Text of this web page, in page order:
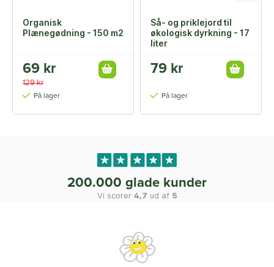
Organisk
Plænegødning - 150 m2
69 kr
129 kr
På lager
Så- og priklejord til
økologisk dyrkning - 17
liter
79 kr
På lager
200.000 glade kunder
Vi scorer 4,7 ud af 5